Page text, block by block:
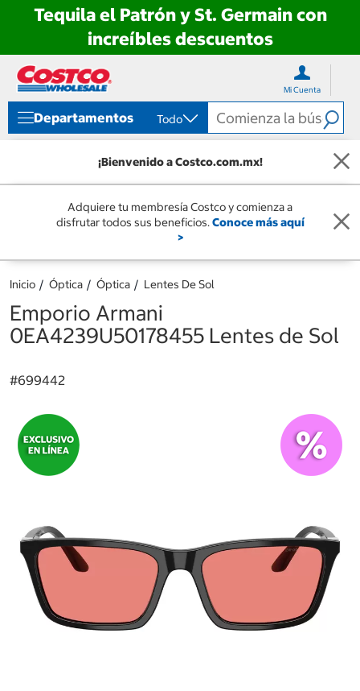
Tequila el Patrón y St. Germain con
increíbles descuentos
directo
contenido
directo
menú
navegación
Mi Cuenta
Departamentos Todo
¡Bienvenido a Costco.com.mx!
Adquiere tu membresía Costco y comienza a
disfrutar todos sus beneficios.Conoce más aquí
>
Inicio Óptica Óptica Lentes De Sol
Emporio Armani
0EA4239U50178455 Lentes de Sol
#699442